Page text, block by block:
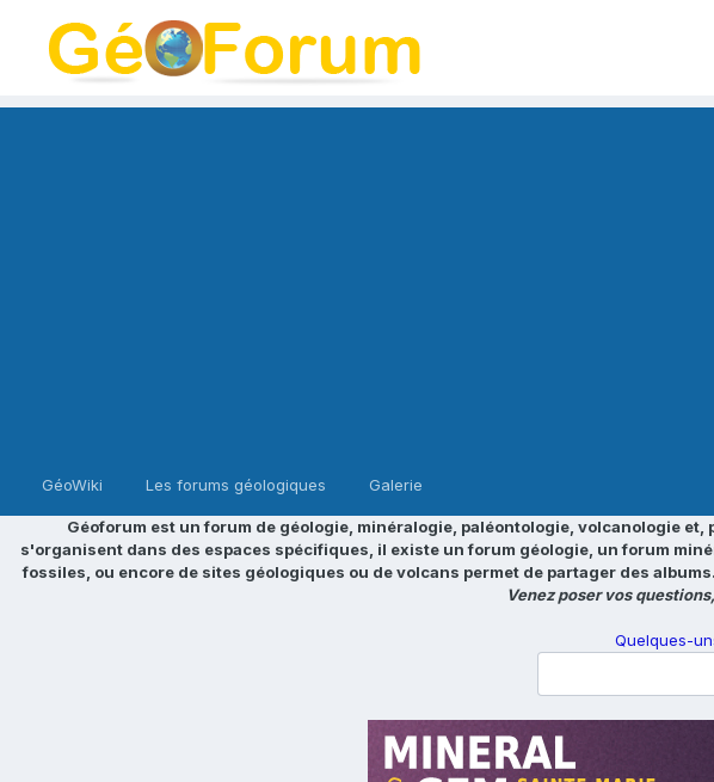
GéoWiki Les forums géologiques Galerie
Géoforum est un forum de géologie, minéralogie, paléontologie, volcanologie
s'organisent dans des espaces spécifiques, il existe un forum géologie, un forum
fossiles, ou encore de sites géologiques ou de volcans permet de partager des
Venez poser vos
Quelques-